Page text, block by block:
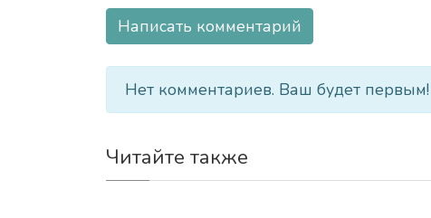
Написать комментарий
Нет комментариев. Ваш будет первым!
Читайте также